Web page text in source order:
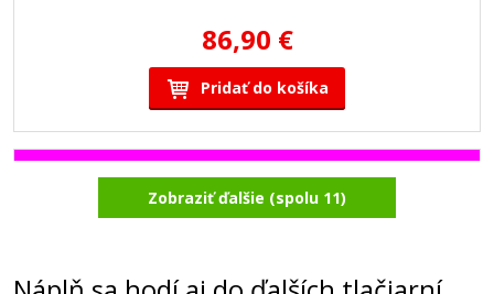
86,90 €
Pridať do košíka
OKI 46507506 (Purpurový)
Zobraziť ďalšie (spolu 11)